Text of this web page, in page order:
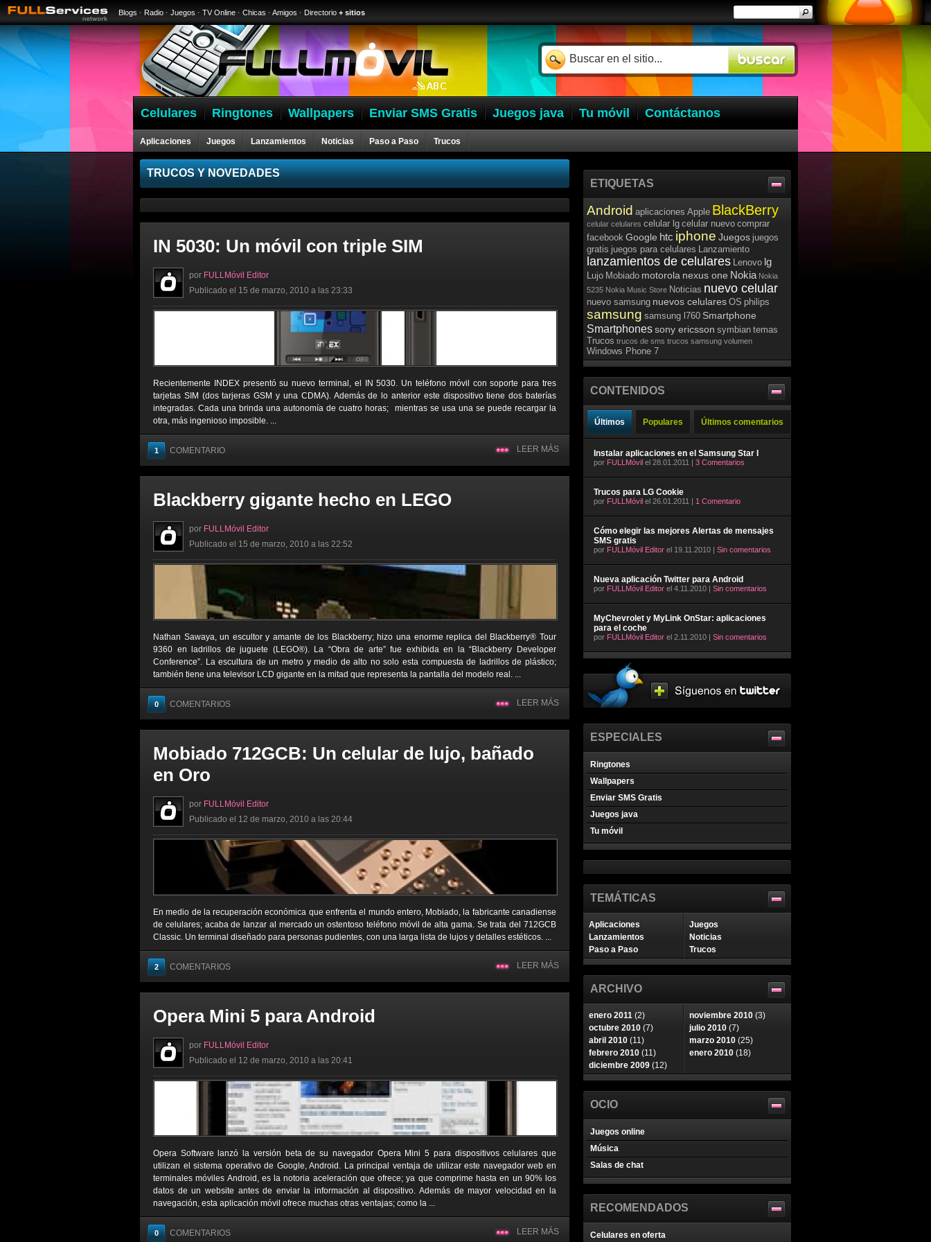
Blogs · Radio · Juegos · TV Online · Chicas · Amigos · Directorio + sitios
Celulares Ringtones Wallpapers Enviar SMS Gratis Juegos java Tu móvil Contáctanos
Aplicaciones Juegos Lanzamientos Noticias Paso a Paso Trucos
Celulares
TRUCOS Y NOVEDADES
IN 5030: Un móvil con triple SIM
por FULLMóvil Editor
Publicado el 15 de marzo, 2010 a las 23:33
Recientemente INDEX presentó su nuevo terminal, el IN 5030. Un teléfono móvil con soporte para tres
tarjetas SIM (dos tarjeras GSM y una CDMA). Además de lo anterior este dispositivo tiene dos baterías
integradas. Cada una brinda una autonomía de cuatro horas; mientras se usa una se puede recargar la
otra, más ingenioso imposible. ...
1 COMENTARIO LEER MÁS
Blackberry gigante hecho en LEGO
por FULLMóvil Editor
Publicado el 15 de marzo, 2010 a las 22:52
Nathan Sawaya, un escultor y amante de los Blackberry; hizo una enorme replica del Blackberry® Tour
9360 en ladrillos de juguete (LEGO®). La “Obra de arte” fue exhibida en la “Blackberry Developer
Conference”. La escultura de un metro y medio de alto no solo esta compuesta de ladrillos de plástico;
también tiene una televisor LCD gigante en la mitad que representa la pantalla del modelo real. ...
0 COMENTARIOS LEER MÁS
Mobiado 712GCB: Un celular de lujo, bañado
en Oro
por FULLMóvil Editor
Publicado el 12 de marzo, 2010 a las 20:44
En medio de la recuperación económica que enfrenta el mundo entero, Mobiado, la fabricante canadiense
de celulares; acaba de lanzar al mercado un ostentoso teléfono móvil de alta gama. Se trata del 712GCB
Classic. Un terminal diseñado para personas pudientes, con una larga lista de lujos y detalles estéticos. ...
2 COMENTARIOS LEER MÁS
Opera Mini 5 para Android
por FULLMóvil Editor
Publicado el 12 de marzo, 2010 a las 20:41
Opera Software lanzó la versión beta de su navegador Opera Mini 5 para dispositivos celulares que
utilizan el sistema operativo de Google, Android. La principal ventaja de utilizar este navegador web en
terminales móviles Android, es la notoria aceleración que ofrece; ya que comprime hasta en un 90% los
datos de un website antes de enviar la información al dispositivo. Además de mayor velocidad en la
navegación, esta aplicación móvil ofrece muchas otras ventajas; como la ...
0 COMENTARIOS LEER MÁS
ETIQUETAS
Android aplicaciones Apple BlackBerry
celular celulares celular lg celular nuevo comprar
facebook Google htc iphone Juegos juegos
gratis juegos para celulares Lanzamiento
lanzamientos de celulares Lenovo lg
Lujo Mobiado motorola nexus one Nokia Nokia
5235 Nokia Music Store Noticias nuevo celular
nuevo samsung nuevos celulares OS philips
samsung samsung l760 Smartphone
Smartphonessony ericsson symbian temas
Trucos trucos de sms trucos samsung volumen
Windows Phone 7
CONTENIDOS
Últimos Populares Últimos comentarios
Instalar aplicaciones en el Samsung Star I
por FULLMóvil el 28.01.2011 | 3 Comentarios
Trucos para LG Cookie
por FULLMóvil el 26.01.2011 | 1 Comentario
Cómo elegir las mejores Alertas de mensajes
SMS gratis
por FULLMóvil Editor el 19.11.2010 | Sin comentarios
Nueva aplicación Twitter para Android
por FULLMóvil Editor el 4.11.2010 | Sin comentarios
MyChevrolet y MyLink OnStar: aplicaciones
para el coche
por FULLMóvil Editor el 2.11.2010 | Sin comentarios
ESPECIALES
Ringtones
Wallpapers
Enviar SMS Gratis
Juegos java
Tu móvil
TEMÁTICAS
Aplicaciones
Juegos
Lanzamientos
Noticias
Paso a Paso
Trucos
ARCHIVO
enero 2011 (2) noviembre 2010 (3)
octubre 2010 (7) julio 2010 (7)
abril 2010 (11) marzo 2010 (25)
febrero 2010 (11) enero 2010 (18)
diciembre 2009 (12)
OCIO
Juegos online
Música
Salas de chat
RECOMENDADOS
Celulares en oferta